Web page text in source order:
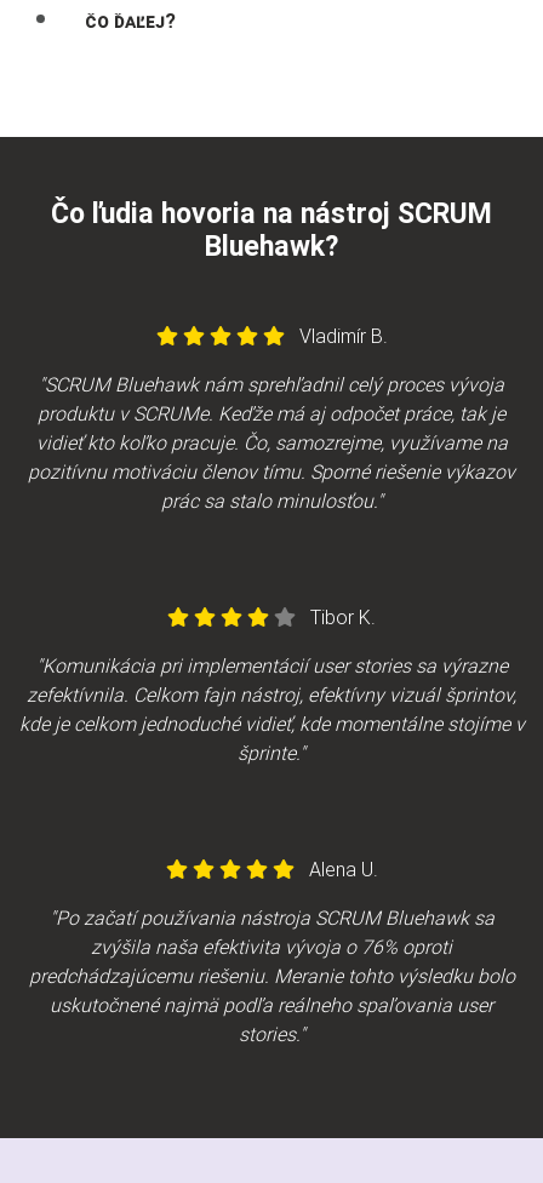
Čo ďaľej?
Čo ľudia hovoria na nástroj SCRUM
Bluehawk?
Vladimír B.
"SCRUM Bluehawk nám sprehľadnil celý proces vývoja
produktu v SCRUMe. Keďže má aj odpočet práce, tak je
vidieť kto koľko pracuje. Čo, samozrejme, využívame na
pozitívnu motiváciu členov tímu. Sporné riešenie výkazov
prác sa stalo minulosťou."
Tibor K.
"Komunikácia pri implementácií user stories sa výrazne
zefektívnila. Celkom fajn nástroj, efektívny vizuál šprintov,
kde je celkom jednoduché vidieť, kde momentálne stojíme v
šprinte."
Alena U.
"Po začatí používania nástroja SCRUM Bluehawk sa
zvýšila naša efektivita vývoja o 76% oproti
predchádzajúcemu riešeniu. Meranie tohto výsledku bolo
uskutočnené najmä podľa reálneho spaľovania user
stories."